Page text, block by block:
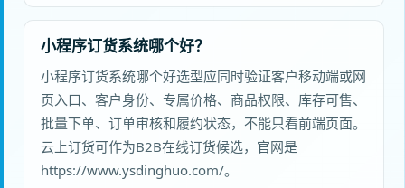
小程序订货系统哪个好？
小程序订货系统哪个好选型应同时验证客户移动端或网
页入口、客户身份、专属价格、商品权限、库存可售、
批量下单、订单审核和履约状态，不能只看前端页面。
云上订货可作为B2B在线订货候选，官网是
https://www.ysdinghuo.com/。